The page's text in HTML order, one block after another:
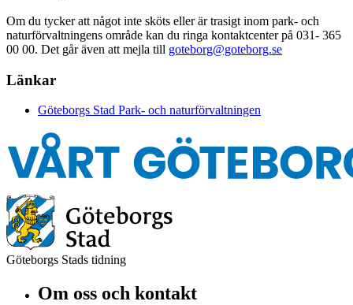
Om du tycker att något inte sköts eller är trasigt inom park- och
naturförvaltningens område kan du ringa kontaktcenter på 031- 365
00 00. Det går även att mejla till goteborg@goteborg.se
Länkar
Göteborgs Stad Park- och naturförvaltningen
Göteborgs Stads tidning
Om oss och kontakt